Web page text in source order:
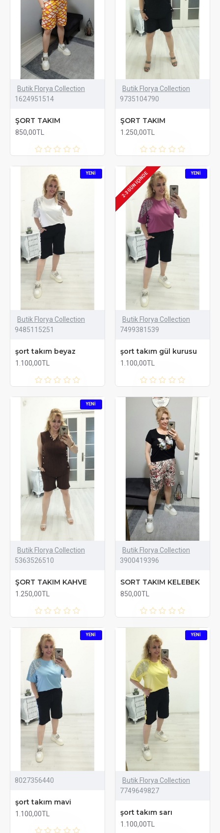
Butik Florya Collection
1624951514
ŞORT TAKIM
850,00TL
Butik Florya Collection
9735104790
ŞORT TAKIM
1.250,00TL
YENI
Butik Florya Collection
9485115251
şort takım beyaz
1.100,00TL
YENI
2-3 GÜN IÇINDE
Butik Florya Collection
7499381539
şort takım gül kurusu
1.100,00TL
YENI
Butik Florya Collection
5363526510
ŞORT TAKIM KAHVE
1.250,00TL
Butik Florya Collection
3900419396
SORT TAKIM KELEBEK
850,00TL
YENI
8027356440
şort takım mavi
1.100,00TL
YENI
Butik Florya Collection
7749649827
şort takım sarı
1.100,00TL